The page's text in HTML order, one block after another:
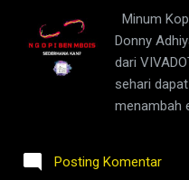
kopi di
jember,kopi
Minum
Donny
dari
sehari
menambah
dari laman
Posting Komentar